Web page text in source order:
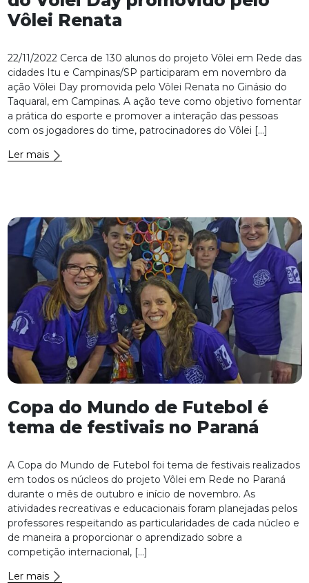
Vôlei Renata
22/11/2022 Cerca de 130 alunos do projeto Vôlei em Rede das
cidades Itu e Campinas/SP participaram em novembro da
ação Vôlei Day promovida pelo Vôlei Renata no Ginásio do
Taquaral, em Campinas. A ação teve como objetivo fomentar
a prática do esporte e promover a interação das pessoas
com os jogadores do time, patrocinadores do Vôlei […]
Ler mais
Copa do Mundo de Futebol é
tema de festivais no Paraná
A Copa do Mundo de Futebol foi tema de festivais realizados
em todos os núcleos do projeto Vôlei em Rede no Paraná
durante o mês de outubro e início de novembro. As
atividades recreativas e educacionais foram planejadas pelos
professores respeitando as particularidades de cada núcleo e
de maneira a proporcionar o aprendizado sobre a
competição internacional, […]
Ler mais